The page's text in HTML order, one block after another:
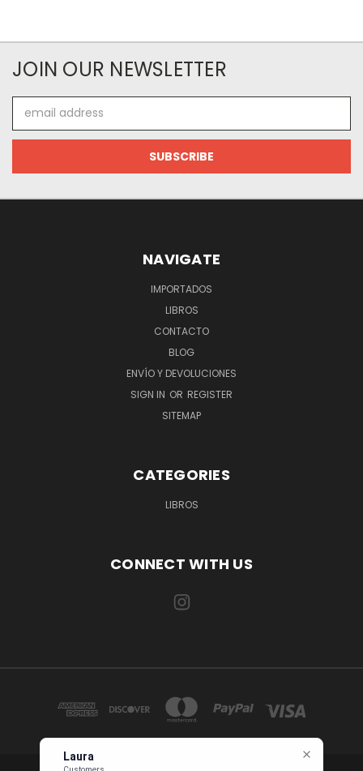
Customers
JOIN OUR NEWSLETTER
Address
NAVIGATE
IMPORTADOS
LIBROS
CONTACTO
BLOG
ENVÍO Y DEVOLUCIONES
SIGN IN OR REGISTER
SITEMAP
CATEGORIES
LIBROS
CONNECT WITH US